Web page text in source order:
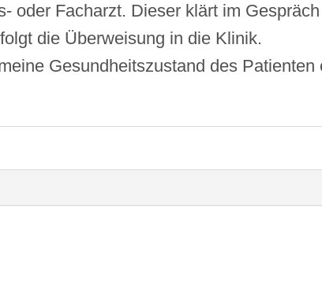
oder Facharzt. Dieser klärt im
die Überweisung in die Klinik.
Gesundheitszustand des Patienten